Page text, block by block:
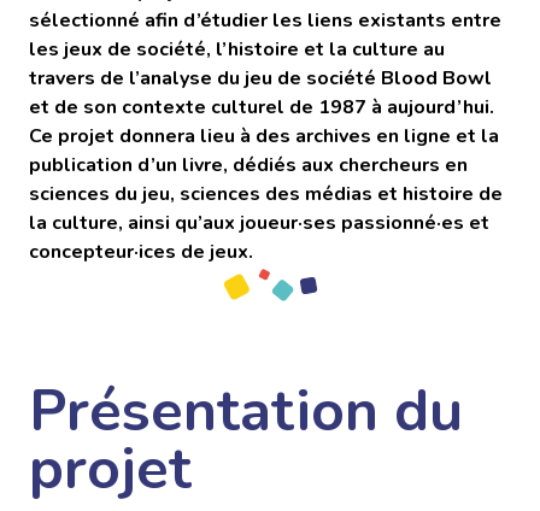
sélectionné afin d’étudier les liens existants entre
les jeux de société, l’histoire et la culture au
travers de l’analyse du jeu de société Blood Bowl
et de son contexte culturel de 1987 à aujourd’hui.
Ce projet donnera lieu à des archives en ligne et la
publication d’un livre, dédiés aux chercheurs en
sciences du jeu, sciences des médias et histoire de
la culture, ainsi qu’aux joueur·ses passionné·es et
concepteur·ices de jeux.
Présentation du
projet